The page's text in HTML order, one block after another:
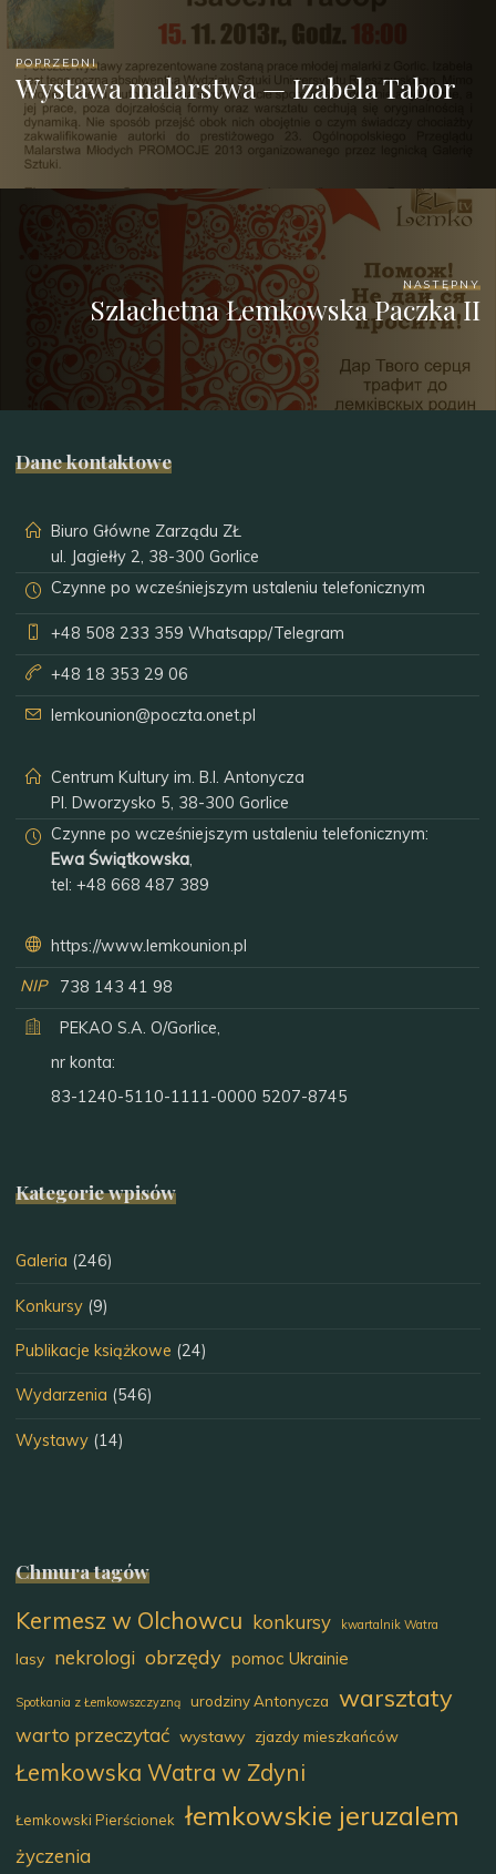
POPRZEDNI
Wystawa malarstwa — Izabela Tabor
NASTĘPNY
Szlachetna Łemkowska Paczka II
Dane kontaktowe
Biuro Główne Zarządu ZŁ
ul. Jagiełły 2, 38-300 Gorlice
Czynne po wcześniejszym ustaleniu telefonicznym
+48 508 233 359 Whatsapp/Telegram
+48 18 353 29 06
lemkounion@poczta.onet.pl
Centrum Kultury im. B.I. Antonycza
Pl. Dworzysko 5, 38-300 Gorlice
Czynne po wcześniejszym ustaleniu telefonicznym:
Ewa Świątkowska,
tel:+48 668 487 389
https://www.lemkounion.pl
NIP
738 143 41 98
PEKAO S.A. O/Gorlice,
nr konta:
83-1240-5110-1111-0000 5207-8745
Kategorie wpisów
Galeria (246)
Konkursy (9)
Publikacje książkowe (24)
Wydarzenia (546)
Wystawy (14)
Chmura tagów
Kermesz w Olchowcu konkursy kwartalnik Watra
lasy nekrologi obrzędy pomoc Ukrainie
Spotkania z Łemkowszczyzną urodziny Antonycza warsztaty
warto przeczytać wystawy zjazdy mieszkańców
Łemkowska Watra w Zdyni
Łemkowski Pierścionek łemkowskie jeruzalem
życzenia